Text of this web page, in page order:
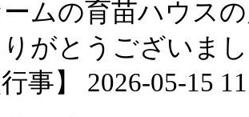
ムの育苗ハウス
がとうございま
行事】 2026-05-15